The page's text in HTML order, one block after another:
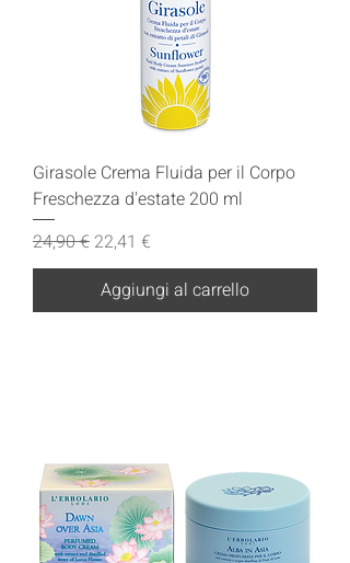
Girasole Crema Fluida per il Corpo
Freschezza d'estate 200 ml
Prezzo regolare
24,90 € Prezzo scontato
22,41 €
Aggiungi al carrello